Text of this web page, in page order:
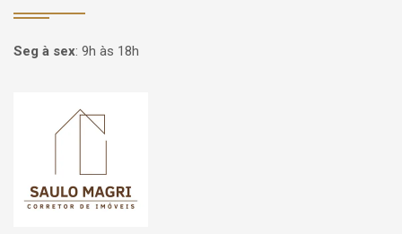
Seg à sex: 9h às 18h
Página inicial